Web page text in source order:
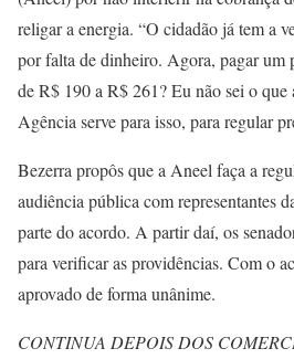
religar a energia. “O cidadão já tem a
por falta de dinheiro. Agora, pagar um
de R$ 190 a R$ 261? Eu não sei o que
Agência serve para isso, para regular
Bezerra propôs que a Aneel faça a
audiência pública com representantes
parte do acordo. A partir daí, os
para verificar as providências. Com o
aprovado de forma unânime.
CONTINUA DEPOIS DOS